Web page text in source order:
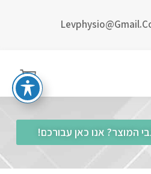
המוצר? אנו כאן עבורכם!